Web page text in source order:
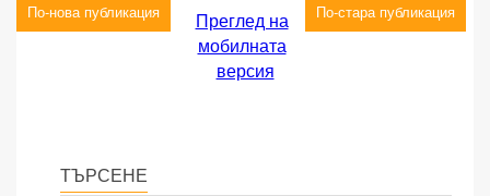
По-нова публикация По-стара публикация
Преглед на
мобилната
версия
ТЪРСЕНЕ